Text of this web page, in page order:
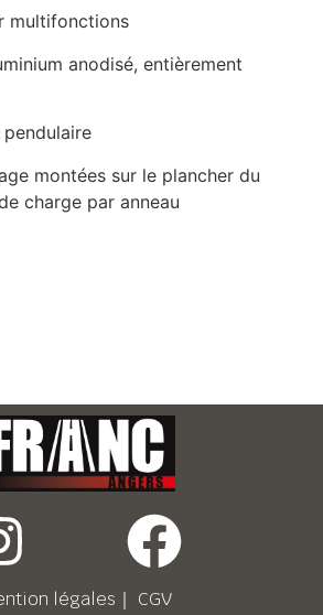
multifonctions
anodisé, entièrement
montées sur le plancher du
charge par anneau
légales ｜ CGV